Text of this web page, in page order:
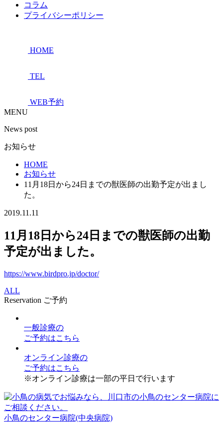
コラム
プライバシーポリシー
HOME
TEL
WEB予約
MENU
News post
お知らせ
HOME
お知らせ
11月18日から24日までの獣医師の出勤予定が出まし
た。
2019.11.11
11月18日から24日までの獣医師の出勤
予定が出ました。
https://www.birdpro.jp/doctor/
ALL
Reservation ご予約
一般診療の
ご予約はこちら
オンライン診療の
ご予約はこちら
※オンライン診療は一部の平日で行います
小鳥のセンター病院(中央病院)